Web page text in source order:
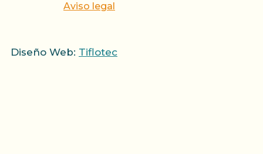
Aviso legal
Diseño Web: Tiflotec